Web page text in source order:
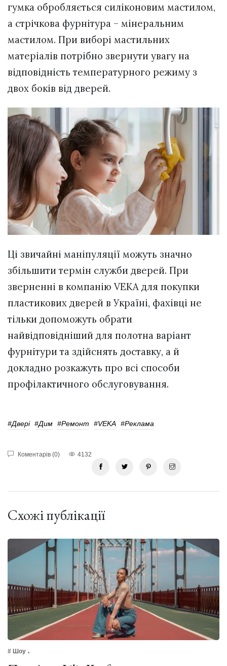
гумка обробляється силіконовим мастилом,
а стрічкова фурнітура – мінеральним
мастилом. При виборі мастильних
матеріалів потрібно звернути увагу на
відповідність температурного режиму з
двох боків від дверей.
Ці звичайні маніпуляції можуть значно
збільшити термін служби дверей. При
зверненні в компанію VEKA для покупки
пластикових дверей в Україні, фахівці не
тільки допоможуть обрати
найвідповідніший для полотна варіант
фурнітури та здійснять доставку, а й
докладно розкажуть про всі способи
профілактичного обслуговування.
#Двері #дим #ремонт #VEKA #реклама
Коментарів (0) 4132
Схожі публікації
# Шоу